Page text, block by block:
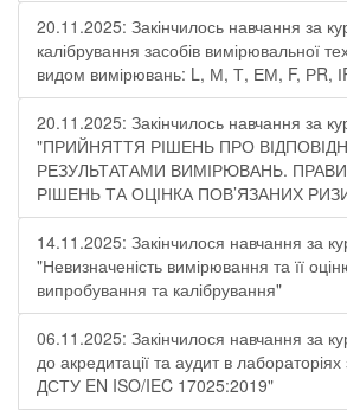
20.11.2025: Закінчилось навчання за
калібрування засобів вимірювальної
видом вимірювань: L, М, Т, ЕМ, F, РR,
20.11.2025: Закінчилось навчання за
"ПРИЙНЯТТЯ РІШЕНЬ ПРО
РЕЗУЛЬТАТАМИ ВИМІРЮВАНЬ.
РІШЕНЬ ТА ОЦІНКА ПОВ’ЯЗАНИХ
14.11.2025: Закінчилося навчання за
"Невизначеність вимірювання та її
випробування та калібрування"
06.11.2025: Закінчилося навчання за
до акредитації та аудит в
ДСТУ EN ISO/IEC 17025:2019"